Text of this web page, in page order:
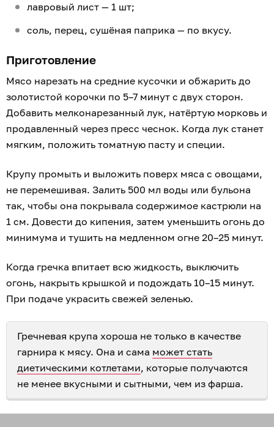
лавровый лист — 1 шт;
соль, перец, сушёная паприка — по вкусу.
Приготовление
Мясо нарезать на средние кусочки и обжарить до
золотистой корочки по 5–7 минут с двух сторон.
Добавить мелконарезанный лук, натёртую морковь и
продавленный через пресс чеснок. Когда лук станет
мягким, положить томатную пасту и специи.
Крупу промыть и выложить поверх мяса с овощами,
не перемешивая. Залить 500 мл воды или бульона
так, чтобы она покрывала содержимое кастрюли на
1 см. Довести до кипения, затем уменьшить огонь до
минимума и тушить на медленном огне 20–25 минут.
Когда гречка впитает всю жидкость, выключить
огонь, накрыть крышкой и подождать 10–15 минут.
При подаче украсить свежей зеленью.
Гречневая крупа хороша не только в качестве
гарнира к мясу. Она и сама может стать
диетическими котлетами, которые получаются
не менее вкусными и сытными, чем из фарша.